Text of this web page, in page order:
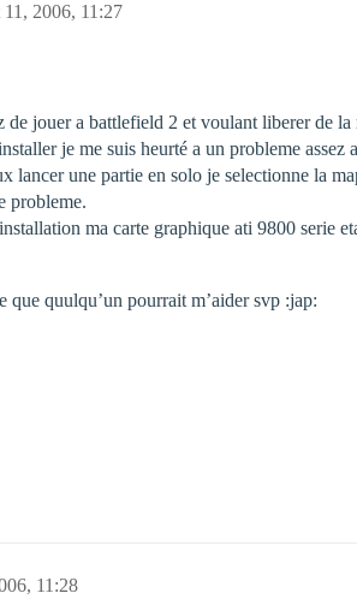
2006, 11:27
de jouer a battlefield 2 et voulant liberer de
je me suis heurté a un probleme assez
lancer une partie en solo je selectionne la
probleme.
ma carte graphique ati 9800 serie
que quulqu’un pourrait m’aider svp :jap:
11:28